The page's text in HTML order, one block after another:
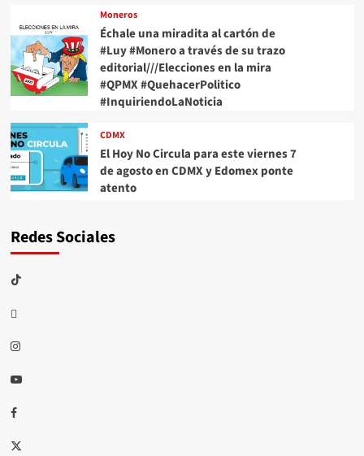
Moneros
Échale una miradita al cartón de
#Luy #Monero a través de su trazo
editorial///Elecciones en la mira
#QPMX #QuehacerPolitico
#InquiriendoLaNoticia
CDMX
El Hoy No Circula para este viernes 7
de agosto en CDMX y Edomex ponte
atento
Redes Sociales
TikTok
threads
Instagram
Youtube
Facebook
X